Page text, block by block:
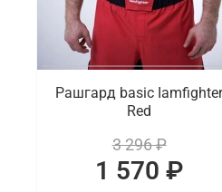
Рашгард basic
Red
3 296 ₽
1 570 ₽